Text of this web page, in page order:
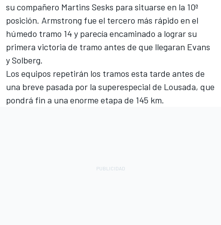
su compañero Martins Sesks para situarse en la 10ª
posición. Armstrong fue el tercero más rápido en el
húmedo tramo 14 y parecía encaminado a lograr su
primera victoria de tramo antes de que llegaran Evans
y Solberg.
Los equipos repetirán los tramos esta tarde antes de
una breve pasada por la superespecial de Lousada, que
pondrá fin a una enorme etapa de 145 km.